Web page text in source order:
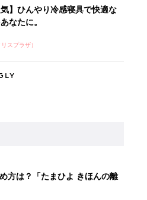
気】ひんやり冷感寝具で快適な
なたに。
スプラザ）
方は？「たまひよ きほんの離